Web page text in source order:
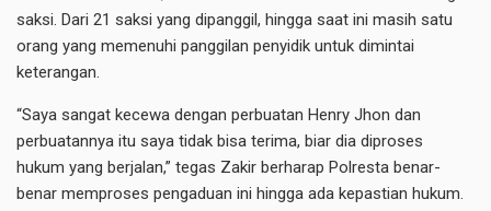
saksi. Dari 21 saksi yang dipanggil, hingga saat ini masih satu
orang yang memenuhi panggilan penyidik untuk dimintai
keterangan.
“Saya sangat kecewa dengan perbuatan Henry Jhon dan
perbuatannya itu saya tidak bisa terima, biar dia diproses
hukum yang berjalan,” tegas Zakir berharap Polresta benar-
benar memproses pengaduan ini hingga ada kepastian hukum.